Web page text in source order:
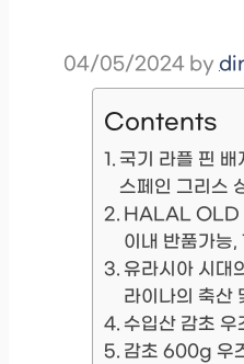
04/05/2024 by
Contents
국기 라플 핀
스페인 그리스
HALAL OLD
이내 반품가능,
유라시아 시대
라이나의 축산
수입산 감초
감초 600g 우